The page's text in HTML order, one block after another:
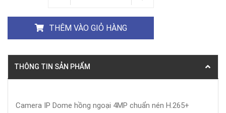
THÊM VÀO GIỎ HÀNG
THÔNG TIN SẢN PHẨM
Camera IP Dome hồng ngoại 4MP chuẩn nén H.265+